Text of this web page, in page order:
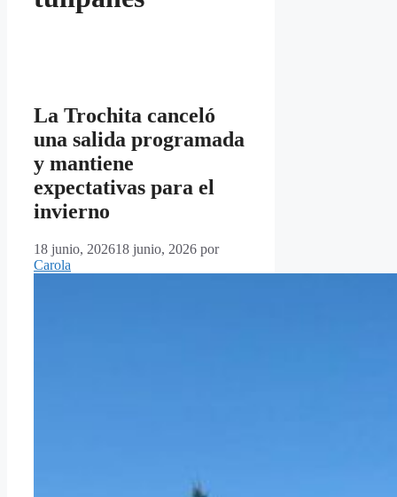
La Trochita canceló
una salida programada
y mantiene
expectativas para el
invierno
18 junio, 202618 junio, 2026 por
Carola